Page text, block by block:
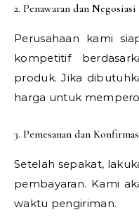
2. Penawaran dan
Perusahaan kami
kompetitif
produk. Jika
harga untuk
3. Pemesanan dan
Setelah sepakat,
pembayaran. Kami
waktu pengiriman.